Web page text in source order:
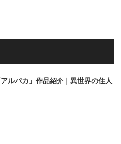
ルパカ」作品紹介｜異世界の住人